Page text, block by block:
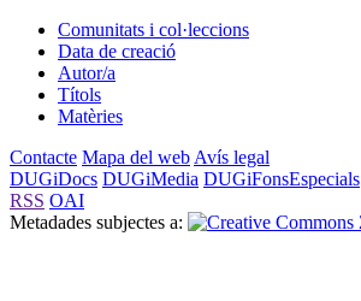
Comunitats i col·leccions
Data de creació
Autor/a
Títols
Matèries
Contacte Mapa del web Avís legal
DUGiDocs DUGiMedia DUGiFonsEspecials
RSS OAI
Metadades subjectes a: